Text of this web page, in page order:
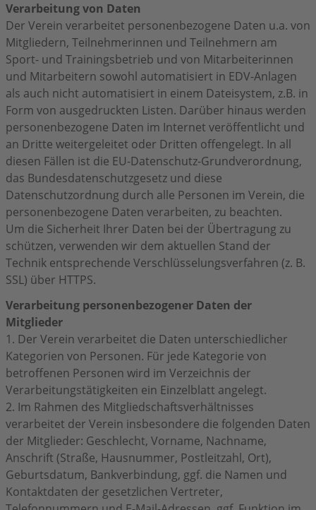
Verarbeitung von Daten
Der Verein verarbeitet personenbezogene Daten u.a. von
Mitgliedern, Teilnehmerinnen und Teilnehmern am
Sport- und Trainingsbetrieb und von Mitarbeiterinnen
und Mitarbeitern sowohl automatisiert in EDV-Anlagen
als auch nicht automatisiert in einem Dateisystem, z.B. in
Form von ausgedruckten Listen. Darüber hinaus werden
personenbezogene Daten im Internet veröffentlicht und
an Dritte weitergeleitet oder Dritten offengelegt. In all
diesen Fällen ist die EU-Datenschutz-Grundverordnung,
das Bundesdatenschutzgesetz und diese
Datenschutzordnung durch alle Personen im Verein, die
personenbezogene Daten verarbeiten, zu beachten.
Um die Sicherheit Ihrer Daten bei der Übertragung zu
schützen, verwenden wir dem aktuellen Stand der
Technik entsprechende Verschlüsselungsverfahren (z. B.
SSL) über HTTPS.
Verarbeitung personenbezogener Daten der
Mitglieder
1. Der Verein verarbeitet die Daten unterschiedlicher
Kategorien von Personen. Für jede Kategorie von
betroffenen Personen wird im Verzeichnis der
Verarbeitungstätigkeiten ein Einzelblatt angelegt.
2. Im Rahmen des Mitgliedschaftsverhältnisses
verarbeitet der Verein insbesondere die folgenden Daten
der Mitglieder: Geschlecht, Vorname, Nachname,
Anschrift (Straße, Hausnummer, Postleitzahl, Ort),
Geburtsdatum, Bankverbindung, ggf. die Namen und
Kontaktdaten der gesetzlichen Vertreter,